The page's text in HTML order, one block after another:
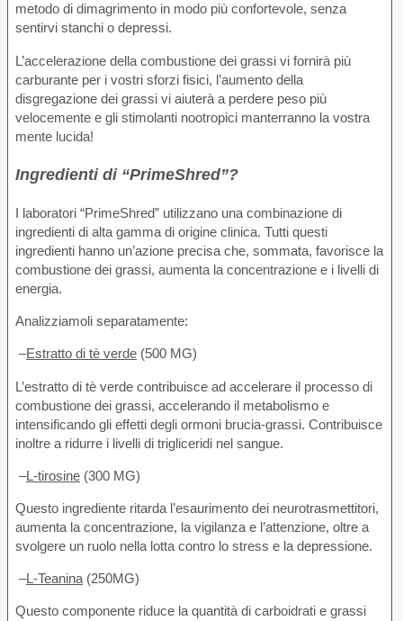
metodo di dimagrimento in modo più confortevole, senza
sentirvi stanchi o depressi.
L’accelerazione della combustione dei grassi vi fornirà più
carburante per i vostri sforzi fisici, l’aumento della
disgregazione dei grassi vi aiuterà a perdere peso più
velocemente e gli stimolanti nootropici manterranno la vostra
mente lucida!
Ingredienti di “PrimeShred”?
I laboratori “PrimeShred” utilizzano una combinazione di
ingredienti di alta gamma di origine clinica. Tutti questi
ingredienti hanno un’azione precisa che, sommata, favorisce la
combustione dei grassi, aumenta la concentrazione e i livelli di
energia.
Analizziamoli separatamente:
–Estratto di tè verde (500 MG)
L’estratto di tè verde contribuisce ad accelerare il processo di
combustione dei grassi, accelerando il metabolismo e
intensificando gli effetti degli ormoni brucia-grassi. Contribuisce
inoltre a ridurre i livelli di trigliceridi nel sangue.
–L-tirosine (300 MG)
Questo ingrediente ritarda l’esaurimento dei neurotrasmettitori,
aumenta la concentrazione, la vigilanza e l’attenzione, oltre a
svolgere un ruolo nella lotta contro lo stress e la depressione.
–L-Teanina (250MG)
Questo componente riduce la quantità di carboidrati e grassi